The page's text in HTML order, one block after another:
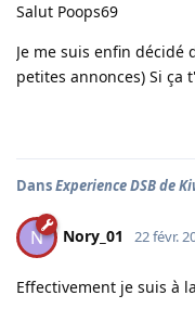
Salut Poops69
Je me suis enfin décidé
petites annonces) Si ça
DansExperience DSB de
N Nory_01 22 févr.
Effectivement je suis